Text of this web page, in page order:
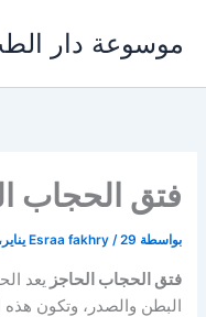
المحتوى
موسوعة دار
فتق الحجاب
بواسطة Esraa fakhry /29 يناير، 2022
فتق الحجاب الحاجز يعد
البطن والصدر، وتكون